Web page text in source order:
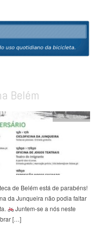
bicicleta
Belém
de Belém está de parabéns!
da Junqueira não podia faltar
Juntem-se a nós neste
[…]
Belém,Lisboa